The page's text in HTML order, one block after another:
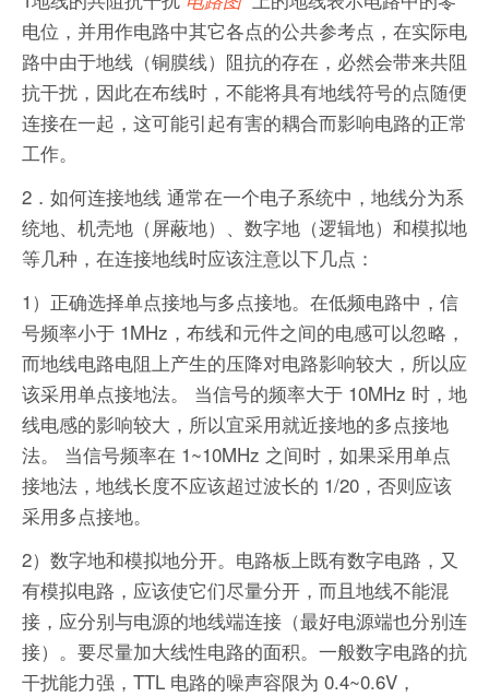
电位，并用作电路中其它各点的公共参考点，在实际电
路中由于地线（铜膜线）阻抗的存在，必然会带来共阻
抗干扰，因此在布线时，不能将具有地线符号的点随便
连接在一起，这可能引起有害的耦合而影响电路的正常
工作。
2．如何连接地线 通常在一个电子系统中，地线分为系
统地、机壳地（屏蔽地）、数字地（逻辑地）和模拟地
等几种，在连接地线时应该注意以下几点：
1）正确选择单点接地与多点接地。在低频电路中，信
号频率小于 1MHz，布线和元件之间的电感可以忽略，
而地线电路电阻上产生的压降对电路影响较大，所以应
该采用单点接地法。 当信号的频率大于 10MHz 时，地
线电感的影响较大，所以宜采用就近接地的多点接地
法。 当信号频率在 1~10MHz 之间时，如果采用单点
接地法，地线长度不应该超过波长的 1/20，否则应该
采用多点接地。
2）数字地和模拟地分开。电路板上既有数字电路，又
有模拟电路，应该使它们尽量分开，而且地线不能混
接，应分别与电源的地线端连接（最好电源端也分别连
接）。要尽量加大线性电路的面积。一般数字电路的抗
干扰能力强，TTL 电路的噪声容限为 0.4~0.6V，